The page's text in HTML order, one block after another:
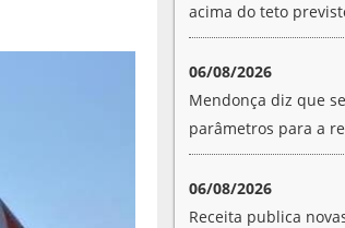
acima do teto
06/08/2026
Mendonça diz que
parâmetros para a
06/08/2026
Receita publica